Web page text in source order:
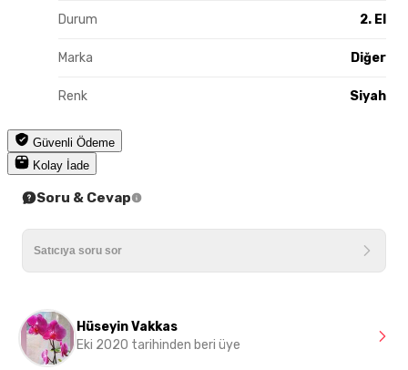
Durum 2. El
Marka Diğer
Renk Siyah
Güvenli Ödeme
Kolay İade
Soru & Cevap
Hüseyin Vakkas
Eki 2020 tarihinden beri üye